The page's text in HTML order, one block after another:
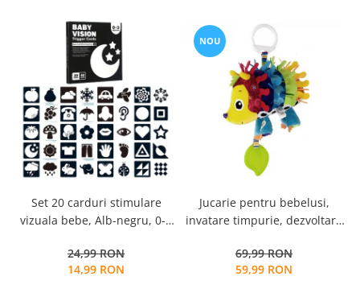
Set 20 carduri stimulare
vizuala bebe, Alb-negru, 0-3
24,99 RON
14,99 RON
NOU
Jucarie pentru bebelusi,
invatare timpurie, dezvoltare
0 luni, multicolor, Arici
69,99 RON
59,99 RON